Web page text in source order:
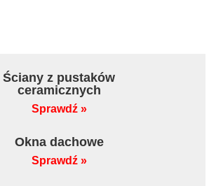
Ściany z pustaków
ceramicznych
Sprawdź »
Okna dachowe
Sprawdź »